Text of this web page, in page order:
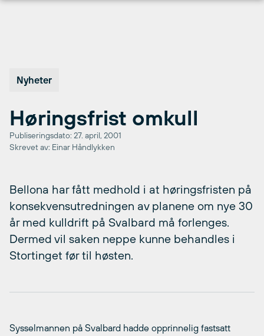
Nyheter
Høringsfrist omkull
Publiseringsdato: 27. april, 2001
Skrevet av: Einar Håndlykken
Bellona har fått medhold i at høringsfristen på
konsekvensutredningen av planene om nye 30
år med kulldrift på Svalbard må forlenges.
Dermed vil saken neppe kunne behandles i
Stortinget før til høsten.
Sysselmannen på Svalbard hadde opprinnelig fastsatt